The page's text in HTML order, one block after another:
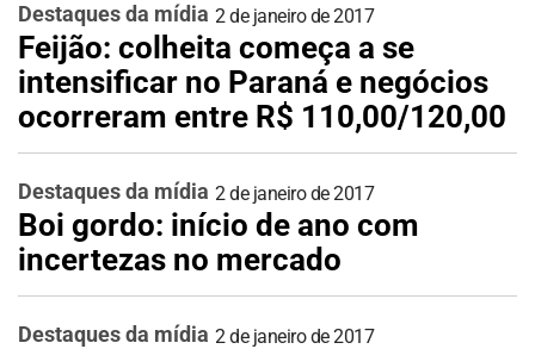
Destaques da mídia 2 de janeiro de 2017
Feijão: colheita começa a se
intensificar no Paraná e negócios
ocorreram entre R$ 110,00/120,00
Destaques da mídia 2 de janeiro de 2017
Boi gordo: início de ano com
incertezas no mercado
Destaques da mídia 2 de janeiro de 2017